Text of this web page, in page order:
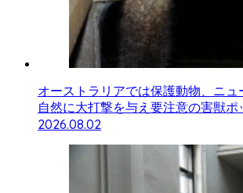
オーストラリアでは保護動物、ニュ
自然に大打撃を与え要注意の害獣ポ
2026.08.02